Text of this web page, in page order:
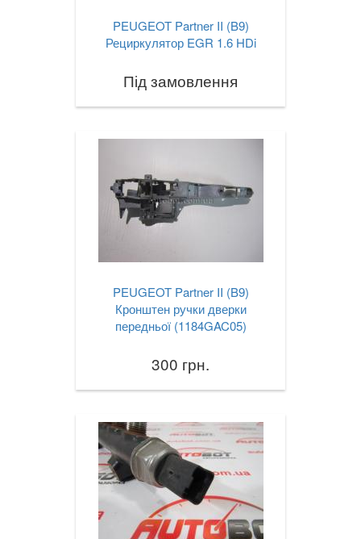
PEUGEOT Partner II (B9)
Рециркулятор EGR 1.6 HDi
Під замовлення
PEUGEOT Partner II (B9)
Кронштен ручки дверки
передньої (1184GAC05)
300 грн.